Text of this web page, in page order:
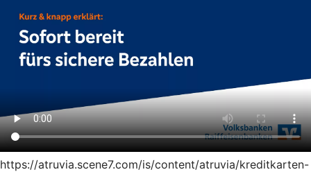
https://atruvia.scene7.com/is/content/atruvia/kreditkarten-